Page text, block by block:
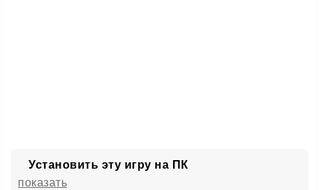
Установить эту игру на ПК
показать